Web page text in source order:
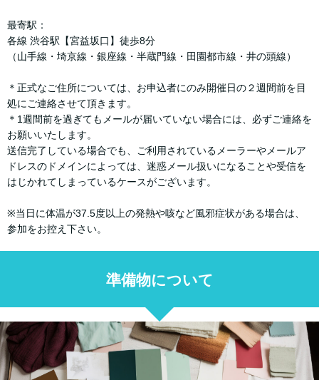
最寄駅：
各線 渋谷駅【宮益坂口】徒歩8分
（山手線・埼京線・銀座線・半蔵門線・田園都市線・井の頭線）
＊正式なご住所については、お申込者にのみ開催日の２週間前を目
処にご連絡させて頂きます。
＊1週間前を過ぎてもメールが届いていない場合には、必ずご連絡を
お願いいたします。
送信完了している場合でも、ご利用されているメーラーやメールア
ドレスのドメインによっては、迷惑メール扱いになることや受信を
はじかれてしまっているケースがございます。
※当日に体温が37.5度以上の発熱や咳など風邪症状がある場合は、
参加をお控え下さい。
準備物について